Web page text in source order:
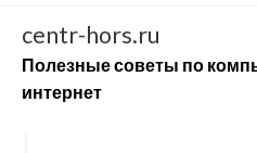
Skip
content
centr-hors.ru
Полезные советы по
интернет